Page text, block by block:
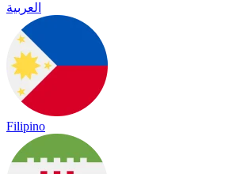
العربية
Filipino